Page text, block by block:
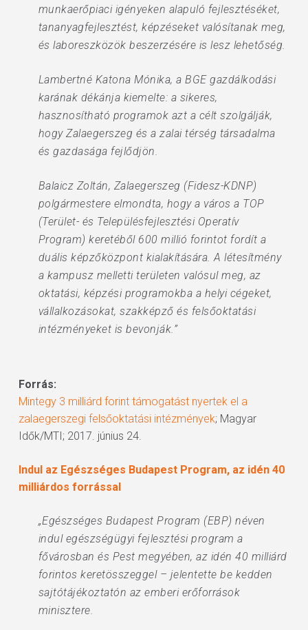
munkaerőpiaci igényeken alapuló fejlesztéséket,
tananyagfejlesztést, képzéseket valósítanak meg,
és laboreszközök beszerzésére is lesz lehetőség.
Lambertné Katona Mónika, a BGE gazdálkodási
karának dékánja kiemelte: a sikeres,
hasznosítható programok azt a célt szolgálják,
hogy Zalaegerszeg és a zalai térség társadalma
és gazdasága fejlődjön.
Balaicz Zoltán, Zalaegerszeg (Fidesz-KDNP)
polgármestere elmondta, hogy a város a TOP
(Terület- és Településfejlesztési Operatív
Program) keretéből 600 millió forintot fordít a
duális képzőközpont kialakítására. A létesítmény
a kampusz melletti területen valósul meg, az
oktatási, képzési programokba a helyi cégeket,
vállalkozásokat, szakképző és felsőoktatási
intézményeket is bevonják.”
Forrás:
Mintegy 3 milliárd forint támogatást nyertek el a
zalaegerszegi felsőoktatási intézmények; Magyar
Idők/MTI; 2017. június 24.
Indul az Egészséges Budapest Program, az idén 40
milliárdos forrással
„Egészséges Budapest Program (EBP) néven
indul egészségügyi fejlesztési program a
fővárosban és Pest megyében, az idén 40 milliárd
forintos keretösszeggel – jelentette be kedden
sajtótájékoztatón az emberi erőforrások
minisztere.